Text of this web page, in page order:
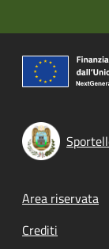
Footer
Area riservata
Crediti